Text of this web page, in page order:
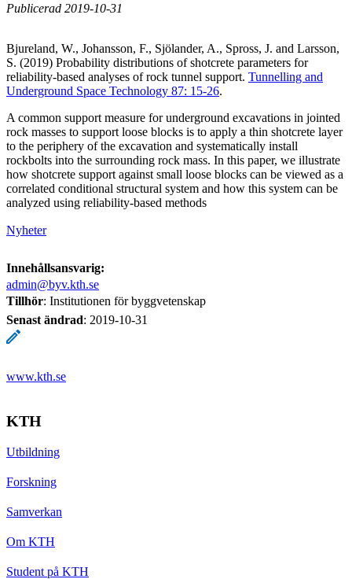
Publicerad 2019-10-31
Bjureland, W., Johansson, F., Sjölander, A., Spross, J. and Larsson,
S. (2019) Probability distributions of shotcrete parameters for
reliability-based analyses of rock tunnel support. Tunnelling and
Underground Space Technology 87: 15-26.
A common support measure for underground excavations in jointed
rock masses to support loose blocks is to apply a thin shotcrete layer
to the periphery of the excavation and systematically install
rockbolts into the surrounding rock mass. In this paper, we illustrate
how shotcrete support against small loose blocks can be viewed as a
correlated conditional structural system and how this system can be
analyzed using reliability-based methods
Nyheter
Innehållsansvarig:
admin@byv.kth.se
Tillhör: Institutionen för byggvetenskap
Senast ändrad: 2019-10-31
www.kth.se
KTH
Utbildning
Forskning
Samverkan
Om KTH
Student på KTH